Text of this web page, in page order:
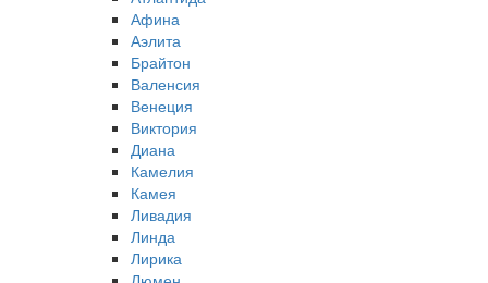
Афина
Аэлита
Брайтон
Валенсия
Венеция
Виктория
Диана
Камелия
Камея
Ливадия
Линда
Лирика